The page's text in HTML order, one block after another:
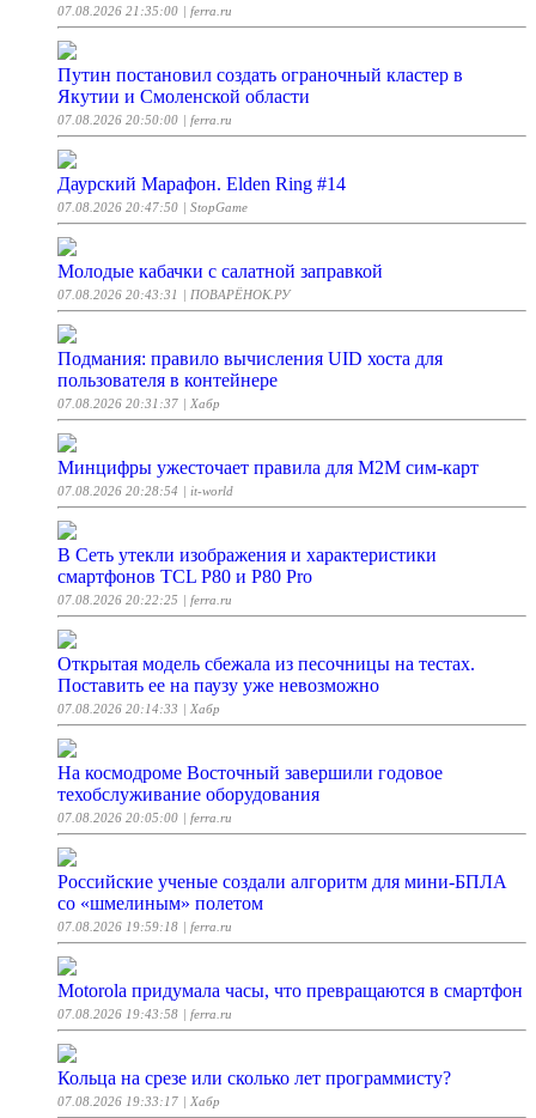
07.08.2026 21:35:00 | ferra.ru
Путин постановил создать ограночный кластер в
Якутии и Смоленской области
07.08.2026 20:50:00 | ferra.ru
Даурский Марафон. Elden Ring #14
07.08.2026 20:47:50 | StopGame
Молодые кабачки с салатной заправкой
07.08.2026 20:43:31 | ПОВАРЁНОК.РУ
Подмания: правило вычисления UID хоста для
пользователя в контейнере
07.08.2026 20:31:37 | Хабр
Минцифры ужесточает правила для M2M сим-карт
07.08.2026 20:28:54 | it-world
В Cеть утекли изображения и характеристики
смартфонов TCL P80 и P80 Pro
07.08.2026 20:22:25 | ferra.ru
Открытая модель сбежала из песочницы на тестах.
Поставить ее на паузу уже невозможно
07.08.2026 20:14:33 | Хабр
На космодроме Восточный завершили годовое
техобслуживание оборудования
07.08.2026 20:05:00 | ferra.ru
Российские ученые создали алгоритм для мини-БПЛА
со «шмелиным» полетом
07.08.2026 19:59:18 | ferra.ru
Motorola придумала часы, что превращаются в смартфон
07.08.2026 19:43:58 | ferra.ru
Кольца на срезе или сколько лет программисту?
07.08.2026 19:33:17 | Хабр